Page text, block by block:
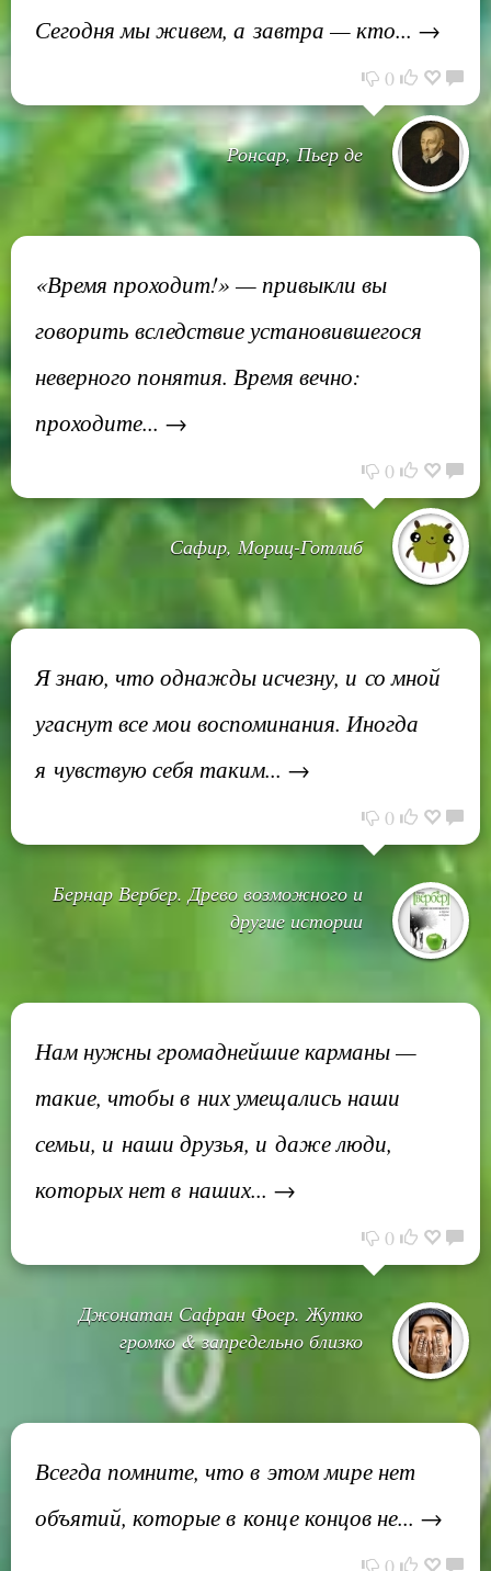
Сегодня мы живем, а завтра — кто... →
0
Ронсар, Пьер де
«Время проходит!» — привыкли вы
говорить вследствие установившегося
неверного понятия. Время вечно:
проходите... →
0
Сафир, Мориц-Готлиб
Я знаю, что однажды исчезну, и со мной
угаснут все мои воспоминания. Иногда
я чувствую себя таким... →
0
Бернар Вербер. Древо возможного и
другие истории
Нам нужны громаднейшие карманы —
такие, чтобы в них умещались наши
семьи, и наши друзья, и даже люди,
которых нет в наших... →
0
Джонатан Сафран Фоер. Жутко
громко & запредельно близко
Всегда помните, что в этом мире нет
объятий, которые в конце концов не... →
0